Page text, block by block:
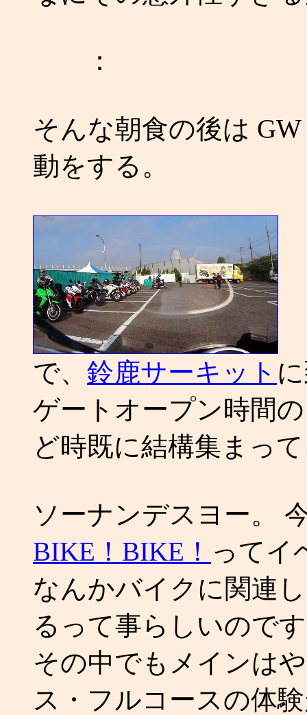
：
そんな朝食の後は
動をする。
で、 鈴鹿サーキット
ゲートオープン時間
ど時既に結構集まっ
ソーナンデスヨー。
BIKE！BIKE！ ってイ
なんかバイクに関連
るって事らしいので
その中でもメインは
ス・フルコースの体